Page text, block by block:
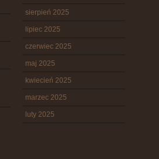
sierpień 2025
lipiec 2025
czerwiec 2025
maj 2025
kwiecień 2025
marzec 2025
luty 2025